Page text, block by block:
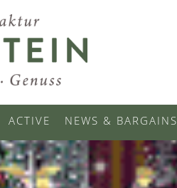
ACTIVE NEWS & BARGAINS